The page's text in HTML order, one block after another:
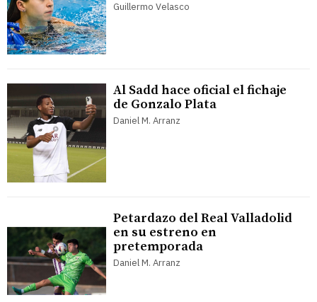
Guillermo Velasco
Al Sadd hace oficial el fichaje
de Gonzalo Plata
Daniel M. Arranz
Petardazo del Real Valladolid
en su estreno en
pretemporada
Daniel M. Arranz